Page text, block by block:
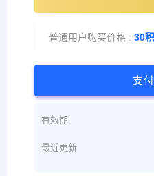
普通用户购买价格 : 30
支
有效期
最近更新